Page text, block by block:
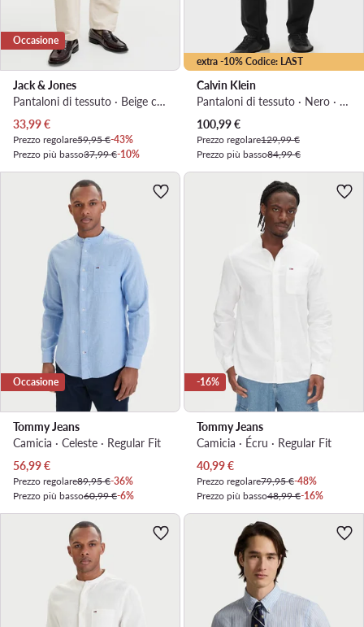
Occasione
Jack & Jones
Pantaloni di tessuto · Beige chiaro · Relaxed Fit
Prezzo attuale
33,99€
Prezzo regolare59,95 €-43%
Prezzo più basso37,99 €-10%
extra -10% Codice: LAST
Calvin Klein
Pantaloni di tessuto · Nero · Slim Fit
Prezzo attuale
100,99€
Prezzo regolare129,99 €
Prezzo più basso84,99 €
Occasione
Tommy Jeans
Camicia · Celeste · Regular Fit
Prezzo attuale
56,99€
Prezzo regolare89,95 €-36%
Prezzo più basso60,99 €-6%
-16%
Tommy Jeans
Camicia · Écru · Regular Fit
Prezzo attuale
40,99€
Prezzo regolare79,95 €-48%
Prezzo più basso48,99 €-16%